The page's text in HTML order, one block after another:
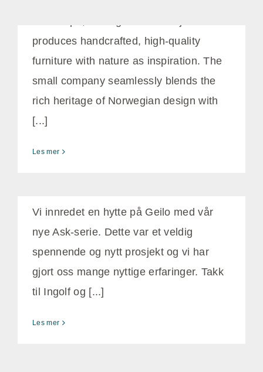
produces handcrafted, high-quality
furniture with nature as inspiration. The
small company seamlessly blends the
rich heritage of Norwegian design with
[...]
Les mer
Vi innredet en hytte på Geilo med vår
nye Ask-serie. Dette var et veldig
spennende og nytt prosjekt og vi har
gjort oss mange nyttige erfaringer. Takk
til Ingolf og [...]
Les mer